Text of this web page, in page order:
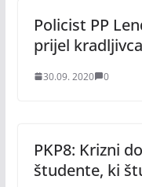
Policist PP
prijel
30.09. 2020 0
PKP8: Krizni
študente, ki